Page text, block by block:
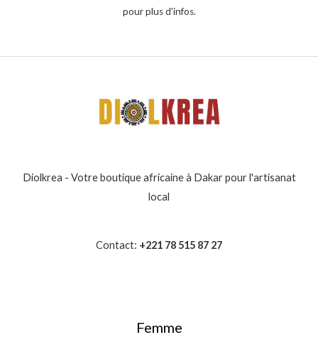
pour plus d'infos.
Diolkrea - Votre boutique africaine à Dakar pour l'artisanat
local
Contact: +221 78 515 87 27
Femme